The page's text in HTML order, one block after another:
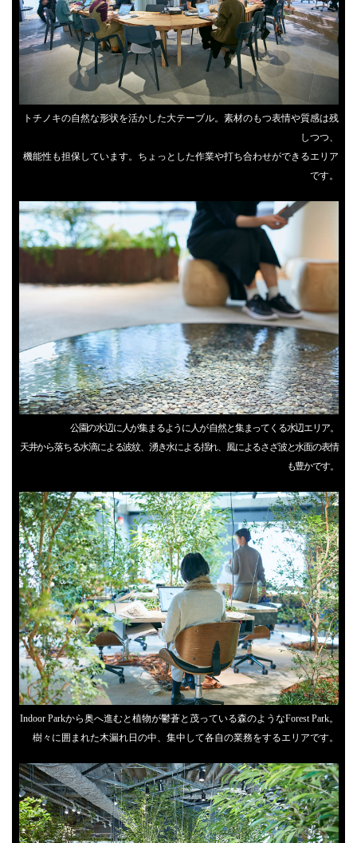
トチノキの自然な形状を活かした大テーブル。素材のもつ表情や質感は残
しつつ、
機能性も担保しています。ちょっとした作業や打ち合わせができるエリア
です。
公園の水辺に人が集まるように人が 自然と集まってくる水辺エリア。
天井から落ちる水滴による波紋、湧き水による揺れ、風によるさざ波と水面の表情
も豊かです。
Indoor Parkから奥へ進むと植物が鬱蒼と茂っている森のようなForest Park。
樹々に囲まれた木漏れ日の中、集中して各自の業務をするエリアです。